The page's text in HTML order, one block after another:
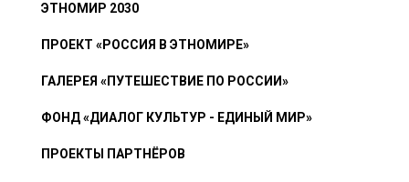
ЭТНОМИР 2030
ПРОЕКТ «РОССИЯ В ЭТНОМИРЕ»
ГАЛЕРЕЯ «ПУТЕШЕСТВИЕ ПО РОССИИ»
ФОНД «ДИАЛОГ КУЛЬТУР - ЕДИНЫЙ МИР»
ПРОЕКТЫ ПАРТНЁРОВ